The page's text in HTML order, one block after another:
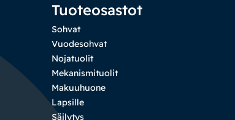
Tuoteosastot
Sohvat
Vuodesohvat
Nojatuolit
Mekanismituolit
Makuuhuone
Lapsille
Säilytys